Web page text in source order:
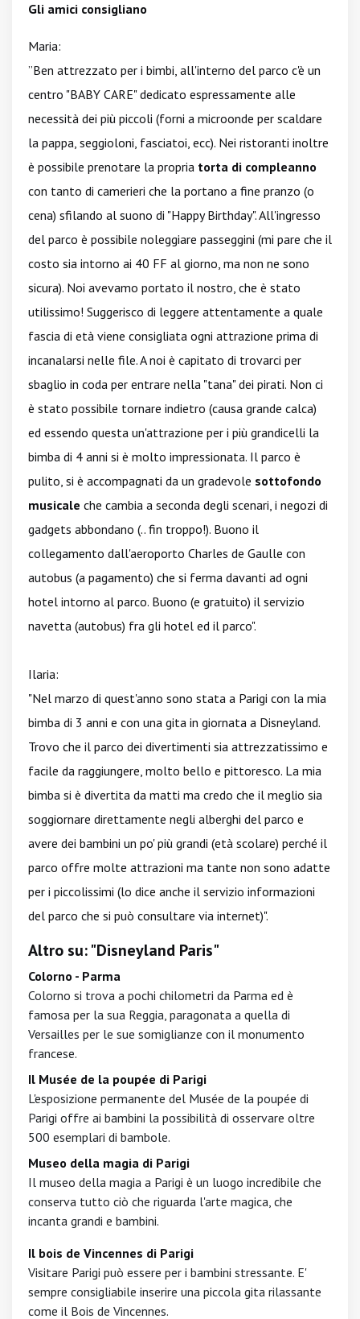
Gli amici consigliano
Maria:
”Ben attrezzato per i bimbi, all'interno del parco c'è un
centro "BABY CARE" dedicato espressamente alle
necessità dei più piccoli (forni a microonde per scaldare
la pappa, seggioloni, fasciatoi, ecc). Nei ristoranti inoltre
è possibile prenotare la propria torta di compleanno
con tanto di camerieri che la portano a fine pranzo (o
cena) sfilando al suono di "Happy Birthday". All'ingresso
del parco è possibile noleggiare passeggini (mi pare che il
costo sia intorno ai 40 FF al giorno, ma non ne sono
sicura). Noi avevamo portato il nostro, che è stato
utilissimo! Suggerisco di leggere attentamente a quale
fascia di età viene consigliata ogni attrazione prima di
incanalarsi nelle file. A noi è capitato di trovarci per
sbaglio in coda per entrare nella "tana" dei pirati. Non ci
è stato possibile tornare indietro (causa grande calca)
ed essendo questa un'attrazione per i più grandicelli la
bimba di 4 anni si è molto impressionata. Il parco è
pulito, si è accompagnati da un gradevole sottofondo
musicale che cambia a seconda degli scenari, i negozi di
gadgets abbondano (.. fin troppo!). Buono il
collegamento dall'aeroporto Charles de Gaulle con
autobus (a pagamento) che si ferma davanti ad ogni
hotel intorno al parco. Buono (e gratuito) il servizio
navetta (autobus) fra gli hotel ed il parco".
Ilaria:
"Nel marzo di quest'anno sono stata a Parigi con la mia
bimba di 3 anni e con una gita in giornata a Disneyland.
Trovo che il parco dei divertimenti sia attrezzatissimo e
facile da raggiungere, molto bello e pittoresco. La mia
bimba si è divertita da matti ma credo che il meglio sia
soggiornare direttamente negli alberghi del parco e
avere dei bambini un po' più grandi (età scolare) perché il
parco offre molte attrazioni ma tante non sono adatte
per i piccolissimi (lo dice anche il servizio informazioni
del parco che si può consultare via internet)".
Altro su: "Disneyland Paris"
Colorno - Parma
Colorno si trova a pochi chilometri da Parma ed è
famosa per la sua Reggia, paragonata a quella di
Versailles per le sue somiglianze con il monumento
francese.
Il Musée de la poupée di Parigi
L'esposizione permanente del Musée de la poupée di
Parigi offre ai bambini la possibilità di osservare oltre
500 esemplari di bambole.
Museo della magia di Parigi
Il museo della magia a Parigi è un luogo incredibile che
conserva tutto ciò che riguarda l'arte magica, che
incanta grandi e bambini.
Il bois de Vincennes di Parigi
Visitare Parigi può essere per i bambini stressante. E'
sempre consigliabile inserire una piccola gita rilassante
come il Bois de Vincennes.